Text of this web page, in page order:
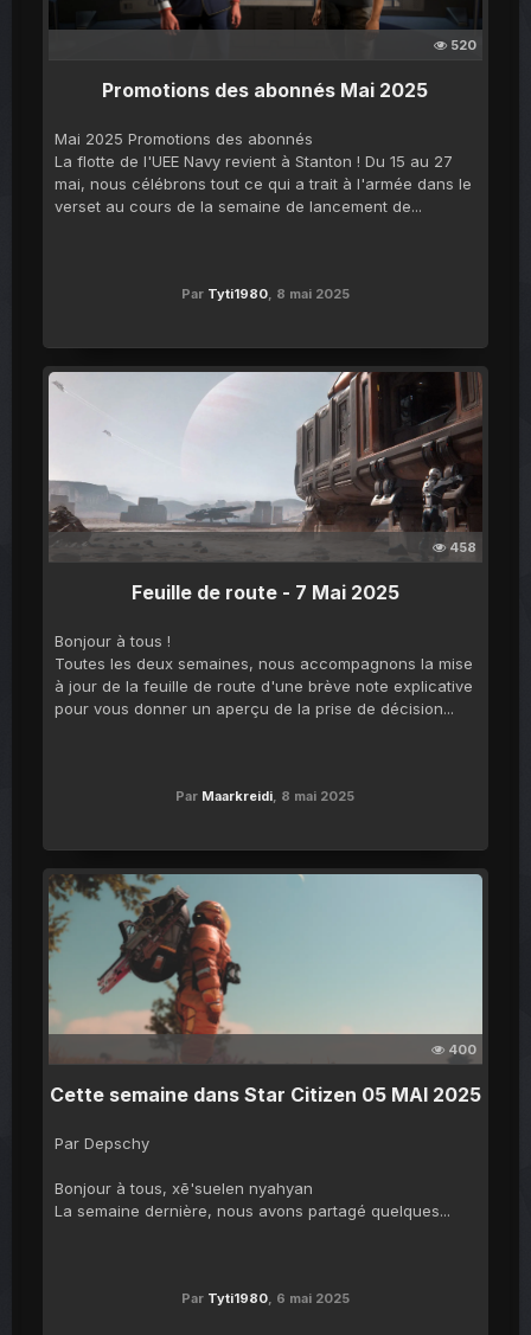
520
Promotions des abonnés Mai 2025
Mai 2025 Promotions des abonnés
La flotte de l'UEE Navy revient à Stanton ! Du 15 au 27
mai, nous célébrons tout ce qui a trait à l'armée dans le
verset au cours de la semaine de lancement de...
Par Tyti1980, 8 mai 2025
458
Feuille de route - 7 Mai 2025
Bonjour à tous !
Toutes les deux semaines, nous accompagnons la mise
à jour de la feuille de route d'une brève note explicative
pour vous donner un aperçu de la prise de décision...
Par Maarkreidi, 8 mai 2025
400
Cette semaine dans Star Citizen 05 MAI 2025
Par Depschy
Bonjour à tous, xē'suelen nyahyan
La semaine dernière, nous avons partagé quelques...
Par Tyti1980, 6 mai 2025